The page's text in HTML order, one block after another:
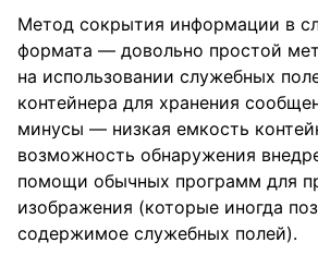
Метод сокрытия информации в
формата — довольно простой
на использовании служебных
контейнера для хранения
минусы — низкая емкость
возможность обнаружения
помощи обычных программ для
изображения (которые иногда
содержимое служебных полей).